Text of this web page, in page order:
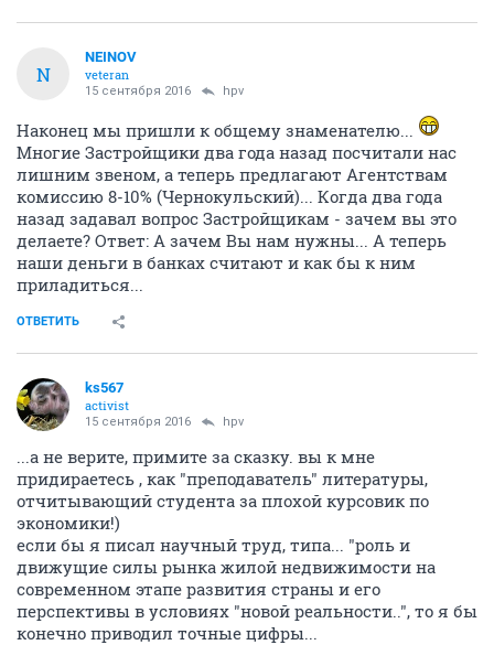
N
NEINOV
veteran
15 сентября 2016 hpv
Наконец мы пришли к общему знаменателю...
Многие Застройщики два года назад посчитали нас
лишним звеном, а теперь предлагают Агентствам
комиссию 8-10% (Чернокульский)... Когда два года
назад задавал вопрос Застройщикам - зачем вы это
делаете? Ответ: А зачем Вы нам нужны... А теперь
наши деньги в банках считают и как бы к ним
приладиться...
ОТВЕТИТЬ
ks567
activist
15 сентября 2016 hpv
...а не верите, примите за сказку. вы к мне
придираетесь , как "преподаватель" литературы,
отчитывающий студента за плохой курсовик по
экономики!)
если бы я писал научный труд, типа... "роль и
движущие силы рынка жилой недвижимости на
современном этапе развития страны и его
перспективы в условиях "новой реальности..", то я бы
конечно приводил точные цифры...